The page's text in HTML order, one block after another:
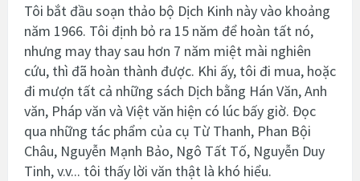
Tôi bắt đầu soạn thảo bộ Dịch Kinh này vào khoảng
năm 1966. Tôi định bỏ ra 15 năm để hoàn tất nó,
nhưng may thay sau hơn 7 năm miệt mài nghiên
cứu, thì đã hoàn thành được. Khi ấy, tôi đi mua, hoặc
đi mượn tất cả những sách Dịch bằng Hán Văn, Anh
văn, Pháp văn và Việt văn hiện có lúc bấy giờ. Đọc
qua những tác phẩm của cụ Từ Thanh, Phan Bội
Châu, Nguyễn Mạnh Bảo, Ngô Tất Tố, Nguyễn Duy
Tinh, v.v... tôi thấy lời văn thật là khó hiểu.